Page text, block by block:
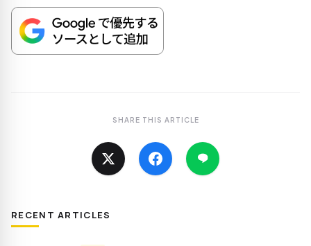
SHARE THIS ARTICLE
RECENT ARTICLES